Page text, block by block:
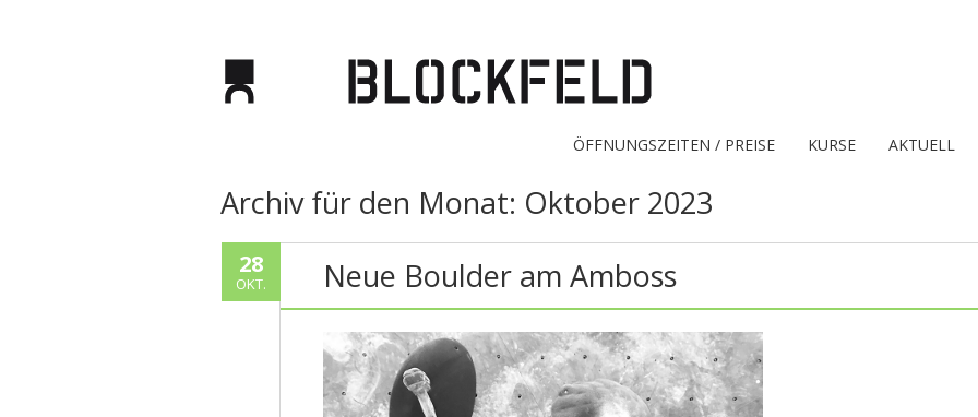
ÖFFNUNGSZEITEN / PREISE KURSE AKTUELL
Archiv für den Monat: Oktober 2023
28
OKT. Neue Boulder am Amboss